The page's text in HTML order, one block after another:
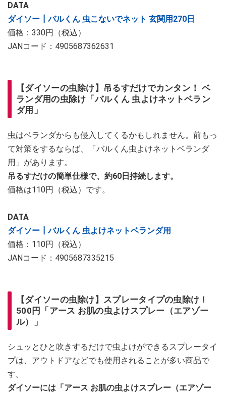
DATA
ダイソー┃バルくん 虫こないでネット 玄関用270日
価格：330円（税込）
JANコード：4905687362631
【ダイソーの虫除け】吊るすだけでカンタン！ ベ
ランダ用の虫除け「バルくん 虫よけネットベラン
ダ用」
虫はベランダからも侵入してくるかもしれません。前もっ
て対策をするならば、「バルくん虫よけネットベランダ
用」があります。
吊るすだけの簡単仕様で、約60日持続します。
価格は110円（税込）です。
DATA
ダイソー┃バルくん 虫よけネットベランダ用
価格：110円（税込）
JANコード：4905687335215
【ダイソーの虫除け】スプレータイプの虫除け！
500円「アース お肌の虫よけスプレー（エアゾー
ル）」
シュッとひと吹きするだけで虫よけができるスプレータイ
プは、アウトドアなどでも使用されることが多い商品で
す。
ダイソーには「アース お肌の虫よけスプレー（エアゾー